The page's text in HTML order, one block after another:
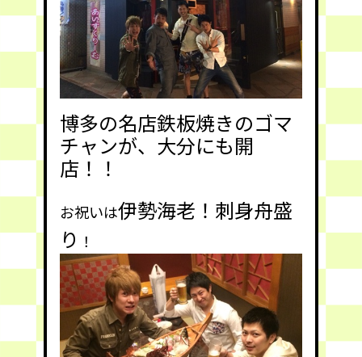
博多の名店鉄板焼きのゴマ
チャンが、大分にも開
店！！
お祝いは伊勢海老！刺身舟盛
り ！